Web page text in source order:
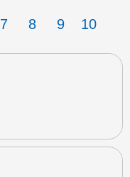
7 8 9 10